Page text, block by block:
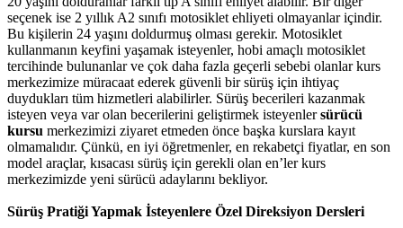
seçenek ise 2 yıllık A2 sınıfı motosiklet ehliyeti olmayanlar içindir.
Bu kişilerin 24 yaşını doldurmuş olması gerekir. Motosiklet
kullanmanın keyfini yaşamak isteyenler, hobi amaçlı motosiklet
tercihinde bulunanlar ve çok daha fazla geçerli sebebi olanlar kurs
merkezimize müracaat ederek güvenli bir sürüş için ihtiyaç
duydukları tüm hizmetleri alabilirler. Sürüş becerileri kazanmak
isteyen veya var olan becerilerini geliştirmek isteyenlersürücü
kursu merkezimizi ziyaret etmeden önce başka kurslara kayıt
olmamalıdır. Çünkü, en iyi öğretmenler, en rekabetçi fiyatlar, en son
model araçlar, kısacası sürüş için gerekli olan en’ler kurs
merkezimizde yeni sürücü adaylarını bekliyor.
Sürüş Pratiği Yapmak İsteyenlere Özel Direksiyon Dersleri